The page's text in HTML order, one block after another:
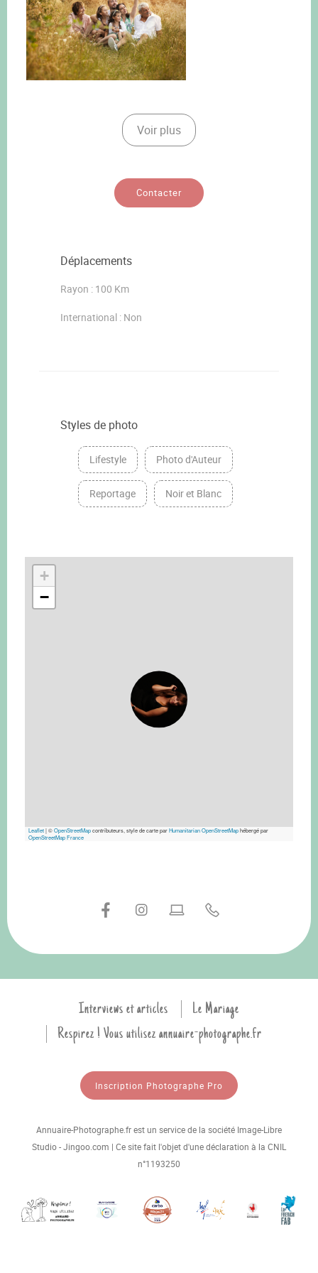
Voir plus
Contacter
Déplacements
Rayon : 100 Km
International : Non
Styles de photo
Lifestyle Photo d'Auteur
Reportage Noir et Blanc
+
−
Leaflet|©OpenStreetMapcontributeurs, style de carte parHumanitarian OpenStreetMaphébergé par
OpenStreetMap France
Interviews et articles
Le Mariage
Respirez ! Vous utilisez annuaire-photographe.fr
Inscription Photographe Pro
Annuaire-Photographe.fr est un service de la société Image-Libre
Studio - Jingoo.com | Ce site fait l'objet d'une déclaration à la CNIL
n°1193250